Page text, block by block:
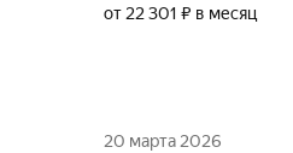
от 22 301 ₽ в месяц
20 марта 2026